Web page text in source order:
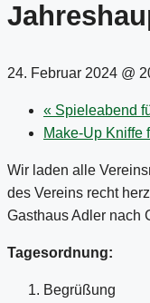
24. Februar 2024 @
« Spieleabend
Make-Up Kniffe
Wir laden alle
des Vereins recht
Gasthaus Adler nach
Tagesordnung:
Begrüßung